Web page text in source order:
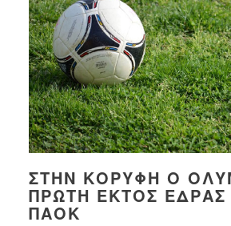
ΣΤΗΝ ΚΟΡΥΦΉ Ο
ΠΡΏΤΗ ΕΚΤΌΣ ΈΔΡΑΣ
ΠΑΟΚ